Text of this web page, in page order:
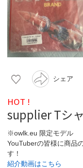
シェア
HOT !
supplier Tシ
※owlk.eu 限定モデル
YouTuberの皆様に商品
す！
紹介動画はこちら